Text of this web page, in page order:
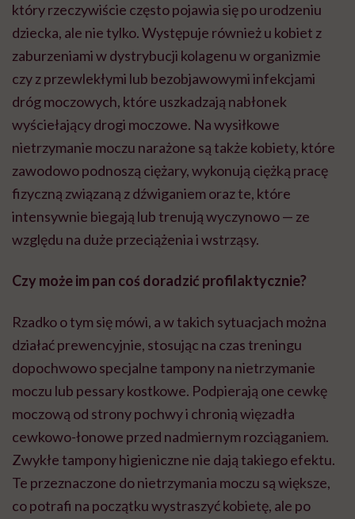
który rzeczywiście często pojawia się po urodzeniu
dziecka, ale nie tylko. Występuje również u kobiet z
zaburzeniami w dystrybucji kolagenu w organizmie
czy z przewlekłymi lub bezobjawowymi infekcjami
dróg moczowych, które uszkadzają nabłonek
wyściełający drogi moczowe. Na wysiłkowe
nietrzymanie moczu narażone są także kobiety, które
zawodowo podnoszą ciężary, wykonują ciężką pracę
fizyczną związaną z dźwiganiem oraz te, które
intensywnie biegają lub trenują wyczynowo — ze
względu na duże przeciążenia i wstrząsy.
Czy może im pan coś doradzić profilaktycznie?
Rzadko o tym się mówi, a w takich sytuacjach można
działać prewencyjnie, stosując na czas treningu
dopochwowo specjalne tampony na nietrzymanie
moczu lub pessary kostkowe. Podpierają one cewkę
moczową od strony pochwy i chronią więzadła
cewkowo-łonowe przed nadmiernym rozciąganiem.
Zwykłe tampony higieniczne nie dają takiego efektu.
Te przeznaczone do nietrzymania moczu są większe,
co potrafi na początku wystraszyć kobietę, ale po